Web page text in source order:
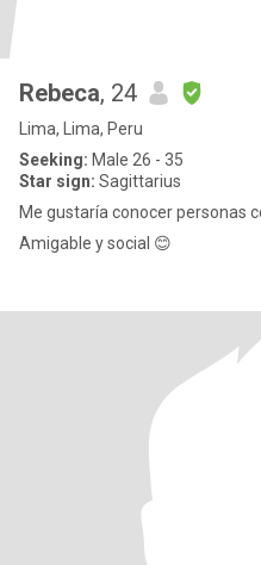
Rebeca, 24
Lima, Lima, Peru
Seeking: Male 26 - 35
Star sign: Sagittarius
Me gustaría conocer personas
Amigable y social 😊